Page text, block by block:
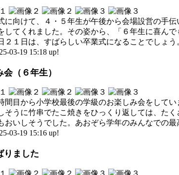
向けて、４・５年生が午後から会場設営の手
してくれました。その姿から、「６年生に喜ん
２１日は、すばらしい卒業式になることでしょう
03-19 15:18 up!
（６年生）
目から小学校最後の学級のお楽しみ会をして
そうに竹串でたこ焼きをひっくり返しては、た
おいしそうでした。あおぞら学年のみんなでの最
03-19 15:16 up!
りました